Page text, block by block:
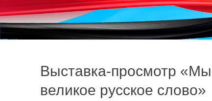
Выставка-просмотр «Мы
великое русское слово»